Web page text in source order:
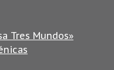
Tres Mundos»